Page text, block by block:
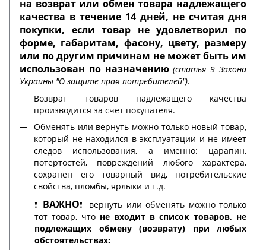
на возврат или обмен товара надлежащего
качества в течение 14 дней, не считая дня
покупки, если товар не удовлетворил по
форме, габаритам, фасону, цвету, размеру
или по другим причинам не может быть им
использован по назначению(статья 9 Закона
Украины "О защите прав потребителей").
Возврат товаров надлежащего качества
производится за счет покупателя.
Обменять или вернуть можно только новый товар,
который не находился в эксплуатации и не имеет
следов использования, а именно: царапин,
потертостей, повреждений любого характера,
сохранен его товарный вид, потребительские
свойства, пломбы, ярлыки и т.д.
❗️ ВАЖНО❗️ вернуть или обменять можно только
тот товар, что не входит в список товаров, не
подлежащих обмену (возврату) при любых
обстоятельствах: